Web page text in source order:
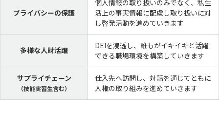
プライバシーの保護
個人情報の取り扱いのみでなく、私生
活上の事実情報に配慮し取り扱いに対
し啓発活動を進めていきます
多様な人財活躍
DEIを浸透し、誰もがイキイキと活躍
できる職場環境を構築していきます
サプライチェーン
（技能実習生含む）
仕入先へ訪問し、対話を通じてともに
人権の取り組みを進めていきます